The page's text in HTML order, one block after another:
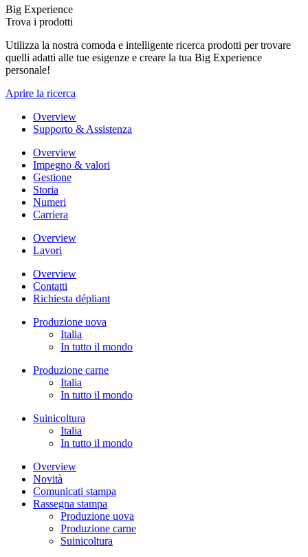
Big Experience
Trova i prodotti
Utilizza la nostra comoda e intelligente ricerca prodotti per trovare
quelli adatti alle tue esigenze e creare la tua Big Experience
personale!
Aprire la ricerca
Overview
Supporto & Assistenza
Overview
Impegno & valori
Gestione
Storia
Numeri
Carriera
Overview
Lavori
Overview
Contatti
Richiesta dépliant
Produzione uova
Italia
In tutto il mondo
Produzione carne
Italia
In tutto il mondo
Suinicoltura
Italia
In tutto il mondo
Overview
Novità
Comunicati stampa
Rassegna stampa
Produzione uova
Produzione carne
Suinicoltura